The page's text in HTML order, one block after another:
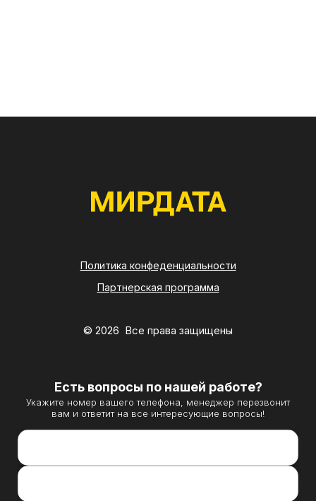
Политика конфеденциальности
Партнерская программа
© 2026 Все права защищены
Есть вопросы по нашей работе?
Укажите номер вашего телефона, менеджер перезвонит
вам и ответит на все интересующие вопросы!